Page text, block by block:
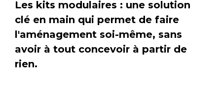
Les kits modulaires : une solution
clé en main qui permet de faire
l'aménagement soi-même, sans
avoir à tout concevoir à partir de
rien.